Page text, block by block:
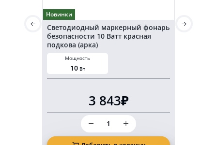
Новинки
Светодиодный маркерный фонарь
безопасности 10 Ватт красная
подкова (арка)
Мощность
10 Вт
3 843₽
Количество
товара
Светодиодный